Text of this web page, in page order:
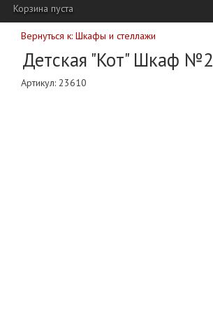
Корзина пуста
Вернуться к: Шкафы и стеллажи
Детская "Кот" Шкаф №2
Артикул: 23610